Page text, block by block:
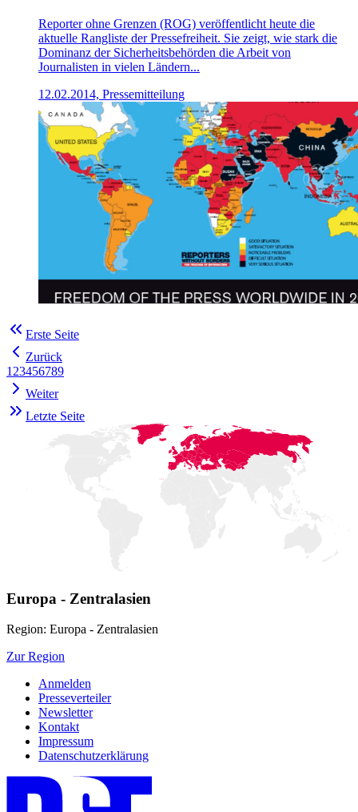
Reporter ohne Grenzen (ROG) veröffentlicht heute die
aktuelle Rangliste der Pressefreiheit. Sie zeigt, wie stark die
Dominanz der Sicherheitsbehörden die Arbeit von
Journalisten in vielen Ländern...
12.02.2014, Pressemitteilung
Erste Seite
Zurück
1 23456789
Weiter
Letzte Seite
Europa - Zentralasien
Region: Europa - Zentralasien
Zur Region
Anmelden
Presseverteiler
Newsletter
Kontakt
Impressum
Datenschutzerklärung